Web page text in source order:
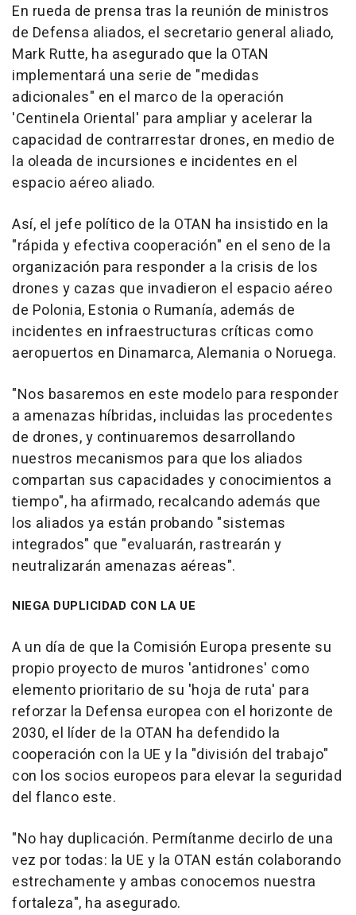
En rueda de prensa tras la reunión de ministros
de Defensa aliados, el secretario general aliado,
Mark Rutte, ha asegurado que la OTAN
implementará una serie de "medidas
adicionales" en el marco de la operación
'Centinela Oriental' para ampliar y acelerar la
capacidad de contrarrestar drones, en medio de
la oleada de incursiones e incidentes en el
espacio aéreo aliado.
Así, el jefe político de la OTAN ha insistido en la
"rápida y efectiva cooperación" en el seno de la
organización para responder a la crisis de los
drones y cazas que invadieron el espacio aéreo
de Polonia, Estonia o Rumanía, además de
incidentes en infraestructuras críticas como
aeropuertos en Dinamarca, Alemania o Noruega.
"Nos basaremos en este modelo para responder
a amenazas híbridas, incluidas las procedentes
de drones, y continuaremos desarrollando
nuestros mecanismos para que los aliados
compartan sus capacidades y conocimientos a
tiempo", ha afirmado, recalcando además que
los aliados ya están probando "sistemas
integrados" que "evaluarán, rastrearán y
neutralizarán amenazas aéreas".
NIEGA DUPLICIDAD CON LA UE
A un día de que la Comisión Europa presente su
propio proyecto de muros 'antidrones' como
elemento prioritario de su 'hoja de ruta' para
reforzar la Defensa europea con el horizonte de
2030, el líder de la OTAN ha defendido la
cooperación con la UE y la "división del trabajo"
con los socios europeos para elevar la seguridad
del flanco este.
"No hay duplicación. Permítanme decirlo de una
vez por todas: la UE y la OTAN están colaborando
estrechamente y ambas conocemos nuestra
fortaleza", ha asegurado.